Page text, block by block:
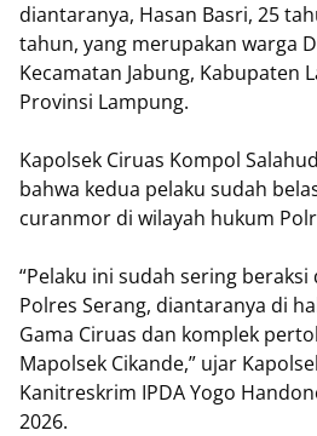
diantaranya, Hasan Basri, 25
tahun, yang merupakan warga
Kecamatan Jabung, Kabupaten
Provinsi Lampung.
Kapolsek Ciruas Kompol
bahwa kedua pelaku sudah
curanmor di wilayah hukum
“Pelaku ini sudah sering
Polres Serang, diantaranya di
Gama Ciruas dan komplek
Mapolsek Cikande,” ujar
Kanitreskrim IPDA Yogo
2026.